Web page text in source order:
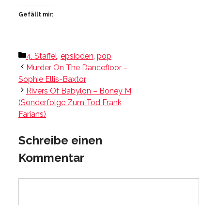
Gefällt mir:
Kategorien
4. Staffel, epsioden, pop
Murder On The Dancefloor –
Sophie Ellis-Baxtor
Rivers Of Babylon – Boney M
(Sonderfolge Zum Tod Frank
Farians)
Schreibe einen
Kommentar